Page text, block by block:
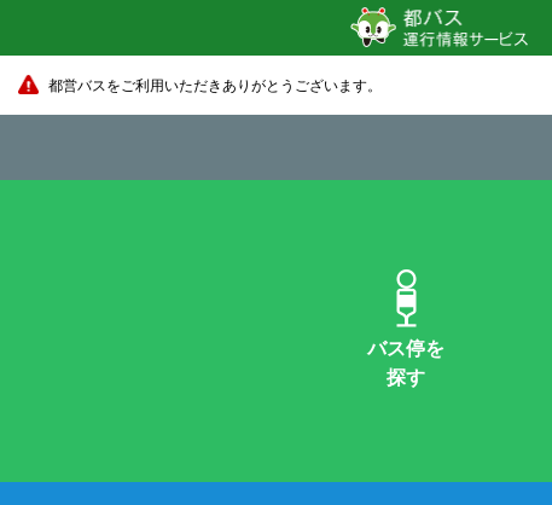
都営バスをご利用いただきありがとうございます。
バス停を
探す